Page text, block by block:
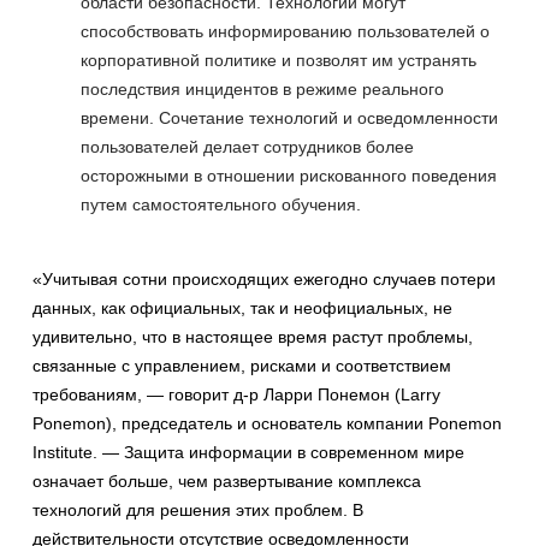
способствовать информированию пользователей о
корпоративной политике и позволят им устранять
последствия инцидентов в режиме реального
времени. Сочетание технологий и осведомленности
пользователей делает сотрудников более
осторожными в отношении рискованного поведения
путем самостоятельного обучения.
«Учитывая сотни происходящих ежегодно случаев потери
данных, как официальных, так и неофициальных, не
удивительно, что в настоящее время растут проблемы,
связанные с управлением, рисками и соответствием
требованиям, — говорит д-р Ларри Понемон (Larry
Ponemon), председатель и основатель компании Ponemon
Institute. — Защита информации в современном мире
означает больше, чем развертывание комплекса
технологий для решения этих проблем. В
действительности отсутствие осведомленности